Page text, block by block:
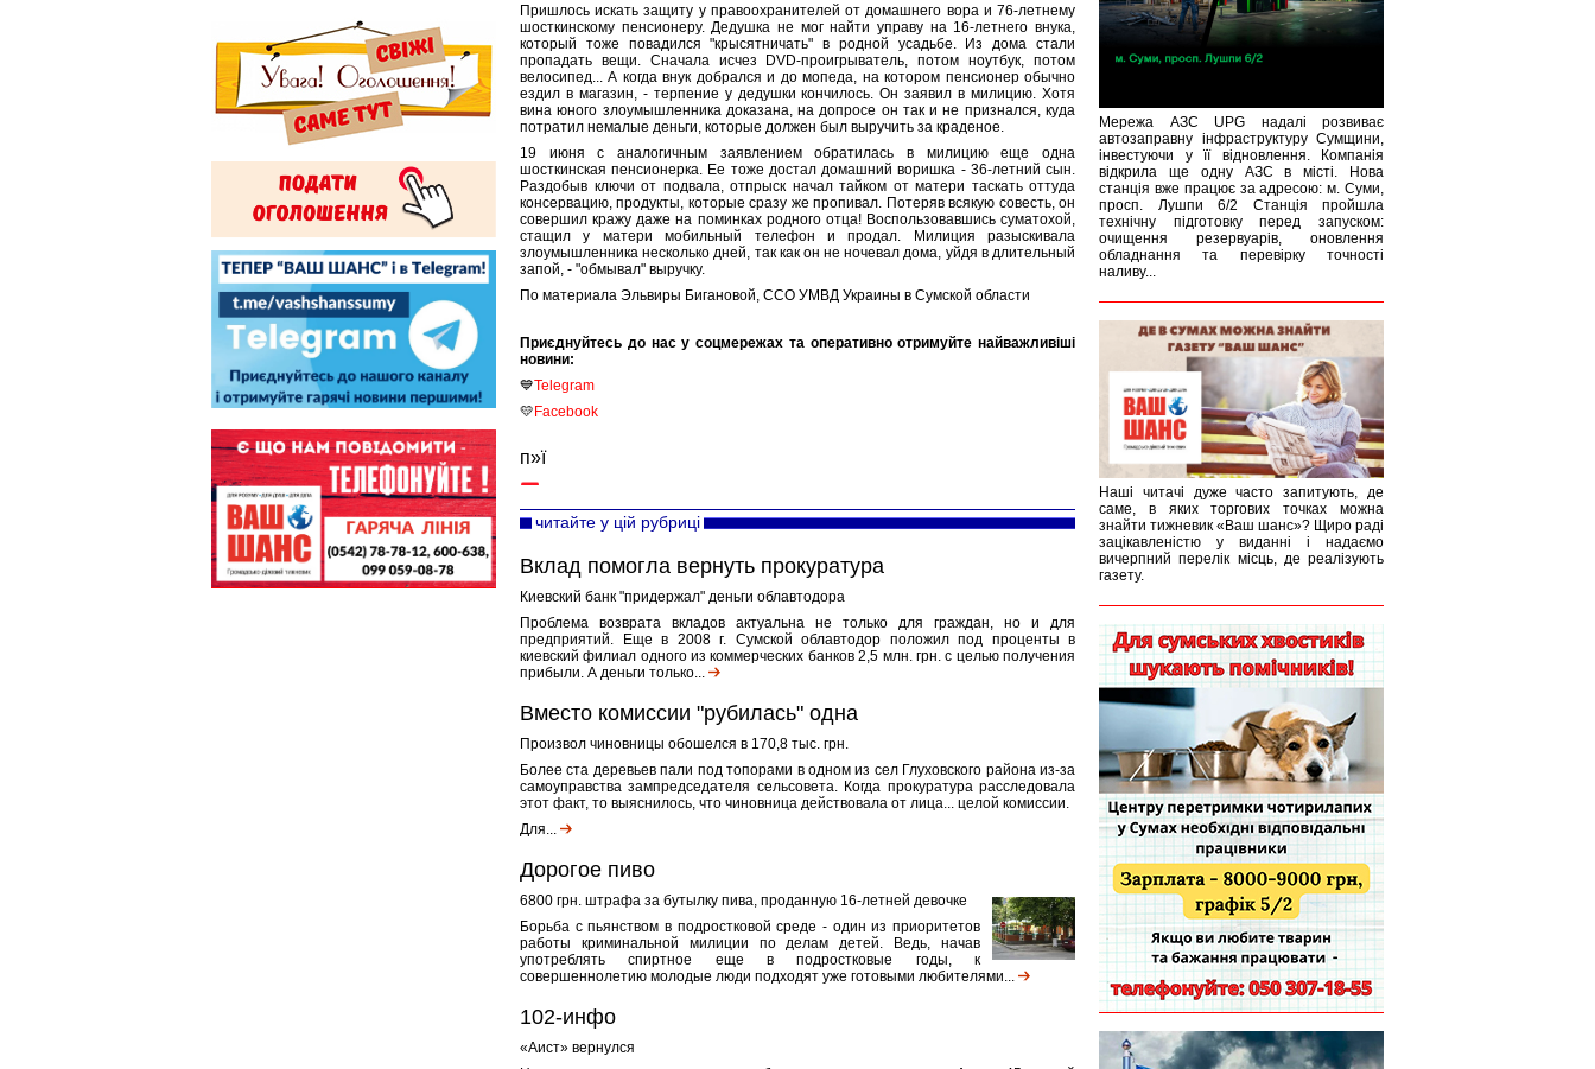
Пришлось искать защиту у правоохранителей от домашнего вора и 76-летнему
шосткинскому пенсионеру. Дедушка не мог найти управу на 16-летнего внука,
который тоже повадился "крысятничать" в родной усадьбе. Из дома стали
пропадать вещи. Сначала исчез DVD-проигрыватель, потом ноутбук, потом
велосипед... А когда внук добрался и до мопеда, на котором пенсионер обычно
ездил в магазин, - терпение у дедушки кончилось. Он заявил в милицию. Хотя
вина юного злоумышленника доказана, на допросе он так и не признался, куда
потратил немалые деньги, которые должен был выручить за краденое.
19 июня с аналогичным заявлением обратилась в милицию еще одна
шосткинская пенсионерка. Ее тоже достал домашний воришка - 36-летний сын.
Раздобыв ключи от подвала, отпрыск начал тайком от матери таскать оттуда
консервацию, продукты, которые сразу же пропивал. Потеряв всякую совесть, он
совершил кражу даже на поминках родного отца! Воспользовавшись суматохой,
стащил у матери мобильный телефон и продал. Милиция разыскивала
злоумышленника несколько дней, так как он не ночевал дома, уйдя в длительный
запой, - "обмывал" выручку.
По материала Эльвиры Бигановой, ССО УМВД Украины в Сумской области
Приєднуйтесь до нас у соцмережах та оперативно отримуйте найважливіші
новини:
💙Telegram
💛 Facebook
п»ї
читайте у цій рубриці
Вклад помогла вернуть прокуратура
Киевский банк "придержал" деньги облавтодора
Проблема возврата вкладов актуальна не только для граждан, но и для
предприятий. Еще в 2008 г. Сумской облавтодор положил под проценты в
киевский филиал одного из коммерческих банков 2,5 млн. грн. с целью получения
прибыли. А деньги только...
Вместо комиссии "рубилась" одна
Произвол чиновницы обошелся в 170,8 тыс. грн.
Более ста деревьев пали под топорами в одном из сел Глуховского района из-за
самоуправства зампредседателя сельсовета. Когда прокуратура расследовала
этот факт, то выяснилось, что чиновница действовала от лица... целой комиссии.
Для...
Дорогое пиво
6800 грн. штрафа за бутылку пива, проданную 16-летней девочке
Борьба с пьянством в подростковой среде - один из приоритетов
работы криминальной милиции по делам детей. Ведь, начав
употреблять спиртное еще в подростковые годы, к
совершеннолетию молодые люди подходят уже готовыми любителями...
102-инфо
«Аист» вернулся
Мережа АЗС UPG надалі розвиває
автозаправну інфраструктуру Сумщини,
інвестуючи у її відновлення. Компанія
відкрила ще одну АЗС в місті. Нова
станція вже працює за адресою: м. Суми,
просп. Лушпи 6/2 Станція пройшла
технічну підготовку перед запуском:
очищення резервуарів, оновлення
обладнання та перевірку точності
наливу...
Наші читачі дуже часто запитують, де
саме, в яких торгових точках можна
знайти тижневик «Ваш шанс»? Щиро раді
зацікавленістю у виданні і надаємо
вичерпний перелік місць, де реалізують
газету.